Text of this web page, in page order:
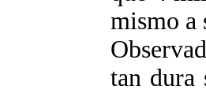
mismo a
tan dura